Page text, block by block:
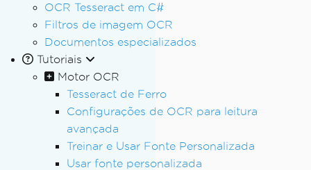
OCR Tesseract em C#
Filtros de imagem OCR
Documentos especializados
Tutoriais
Motor OCR
Tesseract de Ferro
Configurações de OCR para leitura
avançada
Treinar e Usar Fonte Personalizada
Usar fonte personalizada